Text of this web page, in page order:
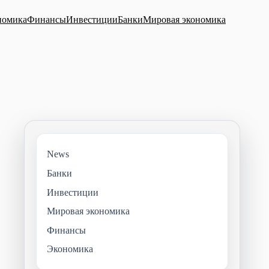
ФинансыИнвестицииБанкиМировая экономика
News
Банки
Инвестиции
Мировая экономика
Финансы
Экономика